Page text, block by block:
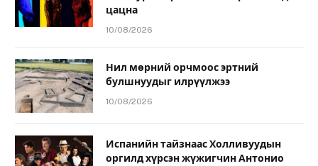
цацна
10/08/2026
Нил мөрний орчмоос эртний
булшнуудыг илрүүлжээ
10/08/2026
Испанийн тайзнаас Холливуудын
оргилд хүрсэн жүжигчин Антонио